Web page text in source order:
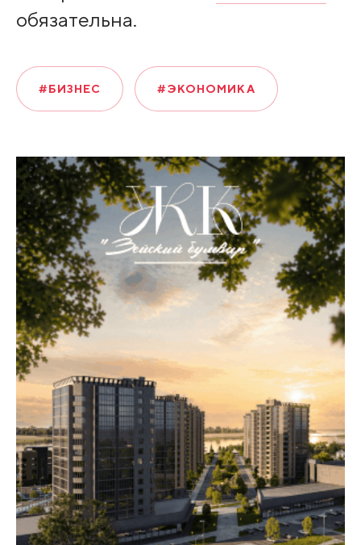
обязательна.
#БИЗНЕС #ЭКОНОМИКА